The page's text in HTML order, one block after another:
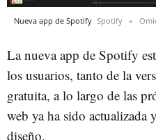
Nueva app de Spotify Spotify
La nueva app de Spotify
los usuarios, tanto de la
gratuita, a lo largo de las
web ya ha sido actualizada
diseño.